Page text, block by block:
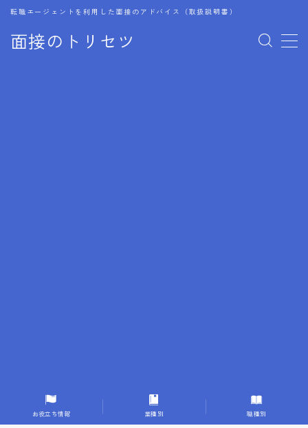
面接のトリセツ
転職エージェントを利用した面接のアドバイス（取扱説明書）
MENU
9.面接での落とし穴とその対策
お役立ち情報 業種別 職種別